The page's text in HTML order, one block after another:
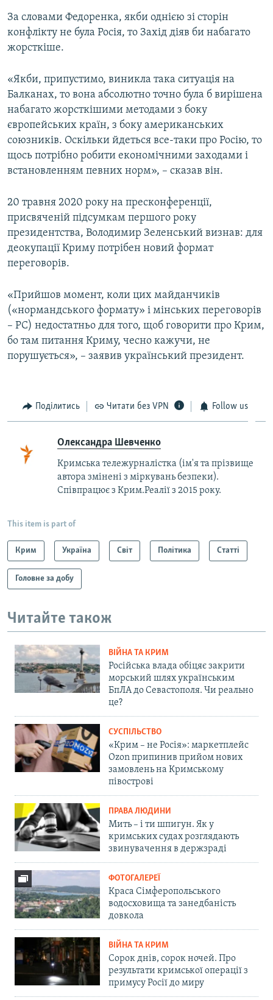
За словами Федоренка, якби однією зі сторін
конфлікту не була Росія, то Захід діяв би набагато
жорсткіше.
«Якби, припустимо, виникла така ситуація на
Балканах, то вона абсолютно точно була б вирішена
набагато жорсткішими методами з боку
європейських країн, з боку американських
союзників. Оскільки йдеться все-таки про Росію, то
щось потрібно робити економічними заходами і
встановленням певних норм», – сказав він.
20 травня 2020 року на пресконференції,
присвяченій підсумкам першого року
президентства, Володимир Зеленський визнав: для
деокупації Криму потрібен новий формат
переговорів.
«Прийшов момент, коли цих майданчиків
(«нормандського формату» і мінських переговорів
– РС) недостатньо для того, щоб говорити про Крим,
бо там питання Криму, чесно кажучи, не
порушується», – заявив український президент.
Поділитись Читати без VPN Follow us
Олександра Шевченко
Кримська тележурналістка (ім'я та прізвище
автора змінені з міркувань безпеки).
Співпрацює з Крим.Реалії з 2015 року.
This item is part of
Крим Україна Світ Політика Статті
Головне за добу
Читайте також
ВІЙНА ТА КРИМ
Російська влада обіцяє закрити
морський шлях українським
БпЛА до Севастополя. Чи реально
це?
СУСПІЛЬСТВО
«Крим – не Росія»: маркетплейс
Ozon припинив прийом нових
замовлень на Кримському
півострові
ПРАВА ЛЮДИНИ
Мить – і ти шпигун. Як у
кримських судах розглядають
звинувачення в держзраді
ФОТОГАЛЕРЕЇ
Краса Сімферопольського
водосховища та занедбаність
довкола
ВІЙНА ТА КРИМ
Сорок днів, сорок ночей. Про
результати кримської операції з
примусу Росії до миру